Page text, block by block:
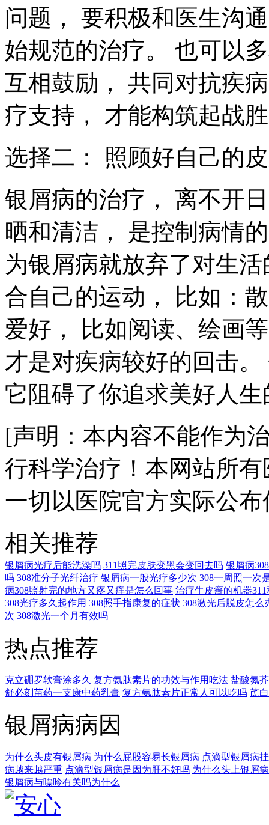
问题， 要积极和医生沟
始规范的治疗。 也可以
互相鼓励， 共同对抗疾
疗支持， 才能构筑起战
选择二： 照顾好自己的
银屑病的治疗， 离不开
晒和清洁， 是控制病情
为银屑病就放弃了对生
合自己的运动， 比如：
爱好， 比如阅读、绘画
才是对疾病较好的回击
它阻碍了你追求美好人
[声明：本内容不能作为
行科学治疗！本网站所
一切以医院官方实际公
相关推荐
银屑病光疗后能洗澡吗 311照完皮肤变黑会变回去吗 银屑病
吗 308准分子光纤治疗 银屑病一般光疗多少次 308一周照一次
病308照射完的地方又疼又痒是怎么回事 治疗牛皮癣的机器
308光疗多久起作用 308照手指康复的症状 308激光后脱皮怎么
次 308激光一个月有效吗
热点推荐
克立硼罗软膏涂多久 复方氨肽素片的功效与作用吃法 盐酸氮
舒必刻苗药一支康中药乳膏 复方氨肽素片正常人可以吃吗 芪
银屑病病因
为什么头皮有银屑病 为什么屁股容易长银屑病 点滴型银屑病
病越来越严重 点滴型银屑病是因为肝不好吗 为什么头上银屑
银屑病与嘌呤有关吗为什么